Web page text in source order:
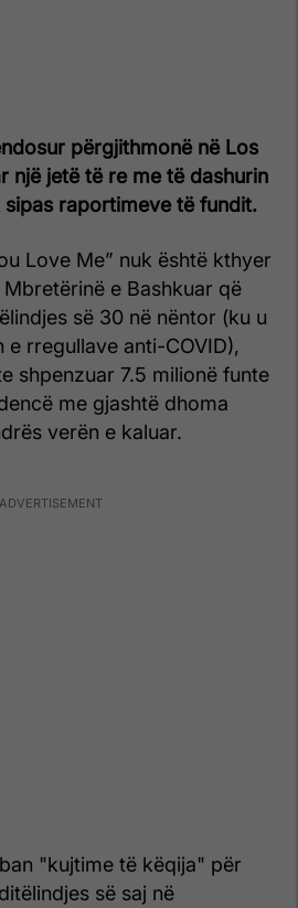
përgjithmonë në Los
një jetë të re me të dashurin
sipas raportimeve të fundit.
Love Me” nuk është kthyer
e Bashkuar që
së 30 në nëntor (ku u
rregullave anti-COVID),
shpenzuar 7.5 milionë funte
me gjashtë dhoma
verën e kaluar.
"kujtime të këqija" për
së saj në